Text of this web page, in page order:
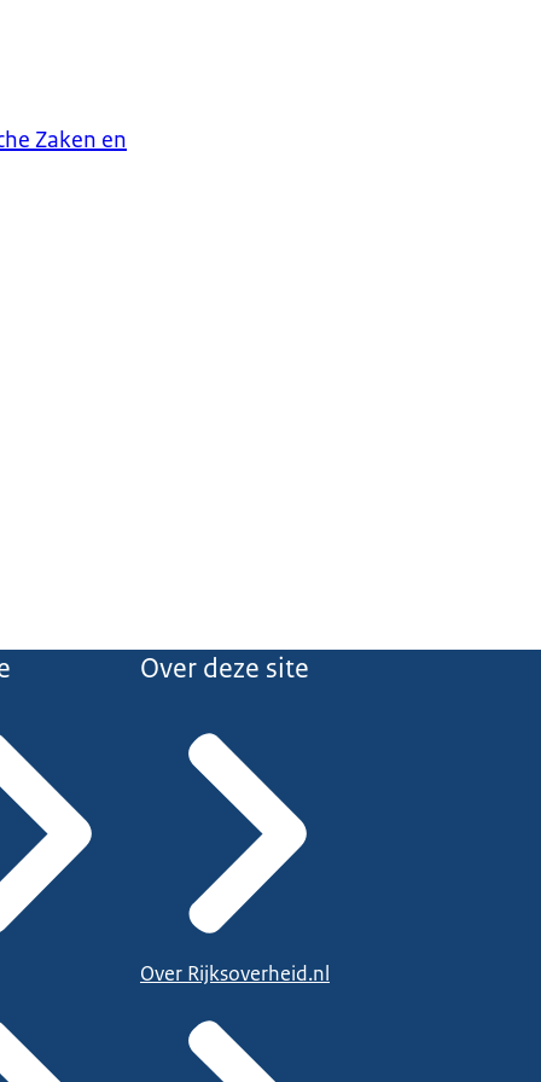
Zaken en
Over deze site
Over Rijksoverheid.nl